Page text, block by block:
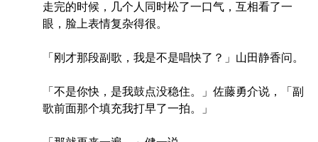
走完的时候，几个人同时松了一口气，互相看了一
眼，脸上表情复杂得很。
「刚才那段副歌，我是不是唱快了？」山田静香问。
「不是你快，是我鼓点没稳住。」佐藤勇介说，「副
歌前面那个填充我打早了一拍。」